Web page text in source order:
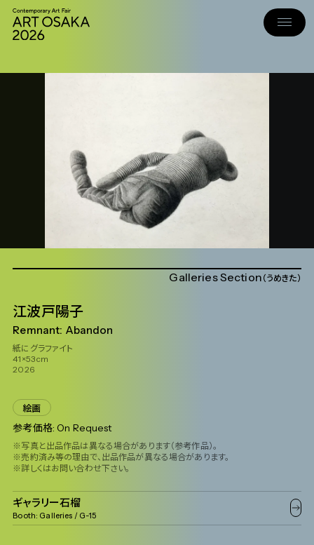
Galleries Section うめきた
江波戸陽子
Remnant: Abandon
紙にグラファイト
41×53 cm
2026
絵画
参考価格: On Request
※写真と出品作品は異なる場合があります（参考作品）。
※売約済み等の理由で、出品作品が異なる場合があります。
※詳しくはお問い合わせ下さい。
ギャラリー石榴
Booth: Galleries / G-15